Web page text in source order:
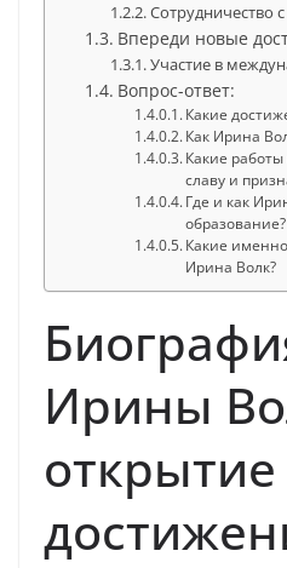
Сотрудничество
Впереди новые
Участие в
Вопрос-ответ:
Какие
Как Ирина
Какие
славу и
Где и как
образование?
Какие
Ирина Волк?
Ирины
открытие